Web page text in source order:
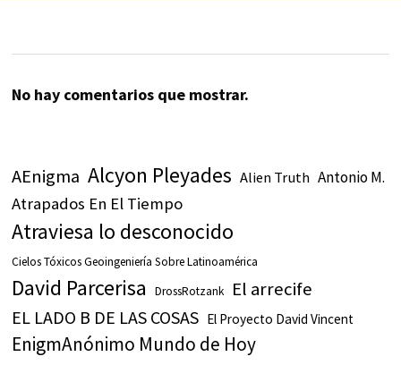
No hay comentarios que mostrar.
AEnigma Alcyon Pleyades Alien Truth Antonio M.
Atrapados En El Tiempo
Atraviesa lo desconocido
Cielos Tóxicos Geoingeniería Sobre Latinoamérica
David Parcerisa DrossRotzank El arrecife
EL LADO B DE LAS COSAS El Proyecto David Vincent
EnigmAnónimo Mundo de Hoy